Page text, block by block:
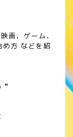
画、ゲーム、
め方 などを紹
"